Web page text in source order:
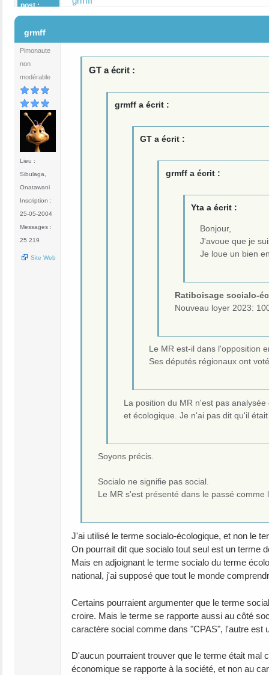
post :
grmff
Pimonaute
non
modérable
Lieu :
Sibulaga,
Onatawani
Inscription :
25-05-2004
Messages :
25 219
Site Web
GT a écrit :
grmff a écrit :
GT a écrit :
grmff a écrit :
Yta a écrit :
Bonjour,
J'avoue que je
Je loue un bien
Ratiboisage socialo-
Nouveau loyer 2023:
Le MR est-il dans l'opposition
Ses députés régionaux ont
La position du MR n'est pas
et écologique. Je n'ai pas dit qu'il
Soyons précis.
Socialo ne signifie pas social.
Le MR s'est présenté dans le passé
J'ai utilisé le terme socialo-écologique, et non le
On pourrait dit que socialo tout seul est un terme
Mais en adjoignant le terme socialo du terme
national, j'ai supposé que tout le monde
Certains pourraient argumenter que le terme
croire. Mais le terme se rapporte aussi au côté
caractère social comme dans "CPAS", l'autre est
D'aucun pourraient trouver que le terme était mal
économique se rapporte à la société, et non au